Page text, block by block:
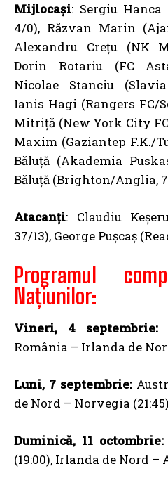
Mijlocași: Sergiu Hanca
4/0), Răzvan Marin
Alexandru Crețu (NK
Dorin Rotariu (FC
Nicolae Stanciu
Ianis Hagi (Rangers FC/
Mitriță (New York City
Maxim (Gaziantep F.K./
Băluță (Akademia
Băluță (Brighton/Anglia,
Atacanți: Claudiu
37/13), George Pușcaș
Programul
Națiunilor:
Vineri, 4 septembrie:
România – Irlanda de
Luni, 7 septembrie:
de Nord – Norvegia (21:45)
Duminică, 11 octombrie:
(19:00), Irlanda de Nord –